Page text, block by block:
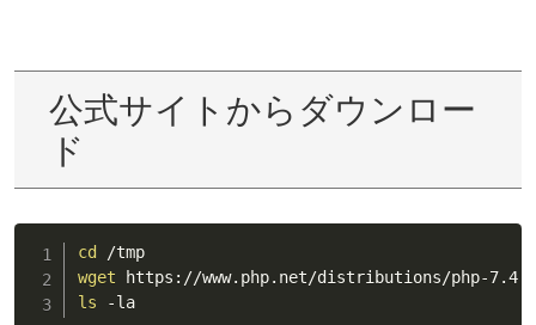
公式サイトからダウンロー
ド
cd
wget
ls -la